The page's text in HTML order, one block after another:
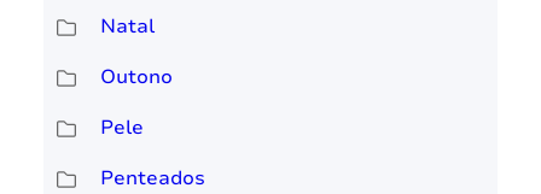
Natal
Outono
Pele
Penteados